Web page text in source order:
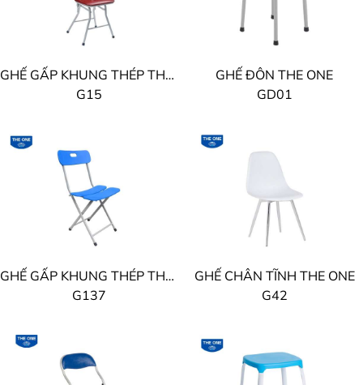
GHẾ GẤP KHUNG THÉP THE ONE
G15
GHẾ ĐÔN THE ONE
GD01
GHẾ GẤP KHUNG THÉP THE ONE
G137
GHẾ CHÂN TĨNH THE ONE
G42